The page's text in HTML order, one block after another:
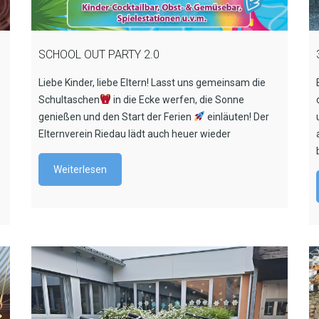
SCHOOL OUT PARTY 2.0
Liebe Kinder, liebe Eltern! Lasst uns gemeinsam die
Schultaschen
in die Ecke werfen, die Sonne
genießen und den Start der Ferien
einläuten! Der
Elternverein Riedau lädt auch heuer wieder
Weiterlesen